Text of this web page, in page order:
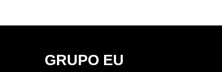
GRUPO EU